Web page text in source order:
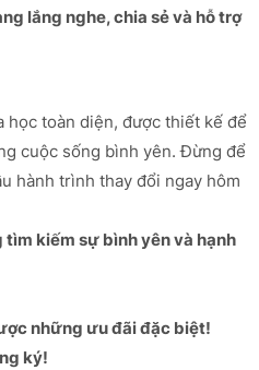
lắng nghe, chia sẻ và hỗ trợ
học toàn diện, được thiết kế để
cuộc sống bình yên. Đừng để
hành trình thay đổi ngay hôm
kiếm sự bình yên và hạnh
những ưu đãi đặc biệt!
ký!